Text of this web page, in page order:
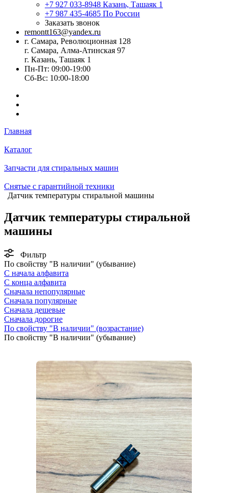
+7 927 033-8948 Казань, Ташаяк 1
+7 987 435-4685 По России
Заказать звонок
remontt163@yandex.ru
г. Самара, Революционная 128
г. Самара, Алма-Атинская 97
г. Казань, Ташаяк 1
Пн-Пт: 09:00-19:00
Сб-Вс: 10:00-18:00
Главная
Каталог
Запчасти для стиральных машин
Снятые с гарантийной техники
Датчик температуры стиральной машины
Датчик температуры стиральной
машины
Фильтр
По свойству "В наличии" (убывание)
С начала алфавита
С конца алфавита
Сначала непопулярные
Сначала популярные
Сначала дешевые
Сначала дорогие
По свойству "В наличии" (возрастание)
По свойству "В наличии" (убывание)